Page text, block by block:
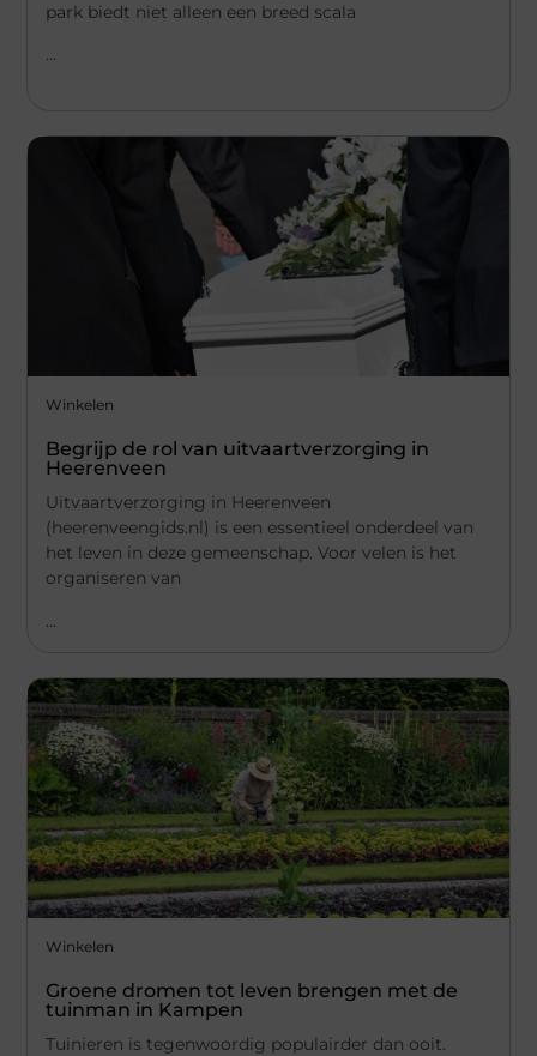
park biedt niet alleen een breed scala
...
Winkelen
Begrijp de rol van uitvaartverzorging in
Heerenveen
Uitvaartverzorging in Heerenveen
(heerenveengids.nl) is een essentieel onderdeel van
het leven in deze gemeenschap. Voor velen is het
organiseren van
Winkelen
Groene dromen tot leven brengen met de
tuinman in Kampen
Tuinieren is tegenwoordig populairder dan ooit.